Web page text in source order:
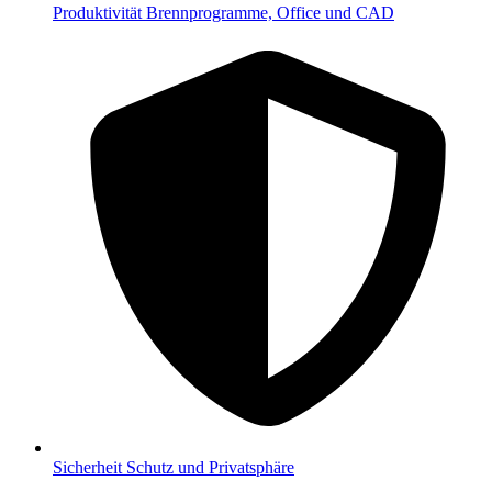
Produktivität Brennprogramme, Office und CAD
Sicherheit Schutz und Privatsphäre